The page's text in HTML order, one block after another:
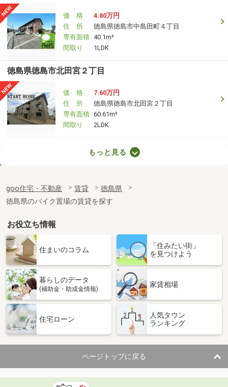
価 格
4.80万円
住 所
徳島県徳島市中島田町４丁目
専有面積 40.1m²
間取り
1LDK
徳島県徳島市北田宮２丁目
価 格
7.60万円
住 所
徳島県徳島市北田宮２丁目
専有面積 60.61m²
間取り
2LDK
徳島県板野郡藍住町奥野字西中須
専有面積
27m²
間取り
1DK
徳島県徳島市大原町壱町地
価 格
4.20万円
徳島県徳島市大原町壱町地
専有面積 56.75m²
間取り
徳島県徳島市北田宮４丁目
住 所
徳島県徳島市北田宮４丁目
専有面積 62.69m²
間取り
2LDK
徳島県板野郡藍住町矢上字安任
もっと見る
goo住宅・不動産 賃貸
徳島県
徳島県のバイク置場の賃貸を探す
お役立ち情報
住まいのコラム
「住みたい街」
を見つけよう
暮らしのデータ
(補助金・助成金情報)
家賃相場
住宅ローン
人気タウン
ランキング
ページトップに戻る